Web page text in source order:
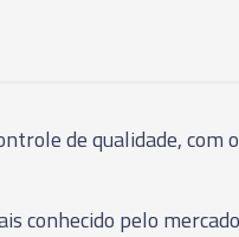
de qualidade,
conhecido pelo